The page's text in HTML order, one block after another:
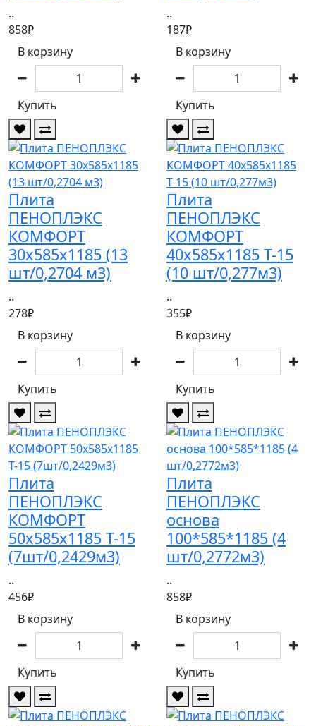
..
858₽
В корзину
Купить
..
187₽
В корзину
Купить
Плита
ПЕНОПЛЭКС
КОМФОРТ
30х585х1185 (13
шт/0,2704 м3)
..
278₽
В корзину
Купить
Плита
ПЕНОПЛЭКС
КОМФОРТ
40х585х1185 Т-15
(10 шт/0,277м3)
..
355₽
В корзину
Купить
Плита
ПЕНОПЛЭКС
КОМФОРТ
50х585х1185 Т-15
(7шт/0,2429м3)
..
456₽
В корзину
Купить
Плита
ПЕНОПЛЭКС
основа
100*585*1185 (4
шт/0,2772м3)
..
858₽
В корзину
Купить